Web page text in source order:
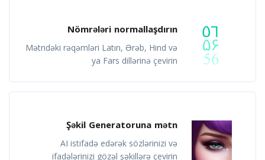
Nömrələri normallaşdırın
Mətndəki rəqəmləri Latın, Ərəb, Hind və
ya Fars dillərinə çevirin
Şəkil Generatoruna mətn
AI istifadə edərək sözlərinizi və
ifadələrinizi gözəl şəkillərə çevirin